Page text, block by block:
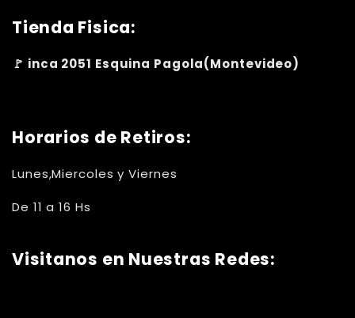
Tienda Fisica:
🚩 inca 2051 Esquina Pagola(Montevideo)
Horarios de Retiros:
Lunes,Miercoles y Viernes
De 11 a 16 Hs
Visitanos en Nuestras Redes: